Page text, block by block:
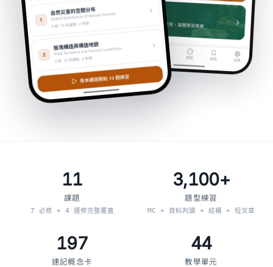
11
課題
7 必修 + 4 選修完整覆蓋
3,100+
題型練習
MC + 資料判讀 + 結構 + 短文章
197
速記概念卡
44
教學單元